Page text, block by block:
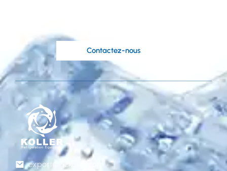
Contactez-nous
export@gzkoller.com